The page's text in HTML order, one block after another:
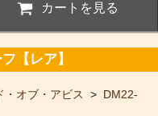
カートを見る
【レア】
・オブ・アビス > DM22-